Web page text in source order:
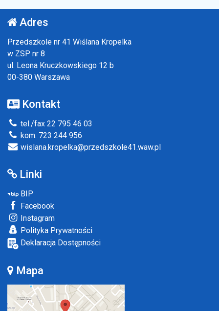
Adres
Przedszkole nr 41 Wiślana Kropelka
w ZSP nr 8
ul. Leona Kruczkowskiego 12 b
00-380 Warszawa
Kontakt
tel./fax 22 795 46 03
kom. 723 244 956
wislana.kropelka@przedszkole41.waw.pl
Linki
BIP
Facebook
Instagram
Polityka Prywatności
Deklaracja Dostępności
Mapa